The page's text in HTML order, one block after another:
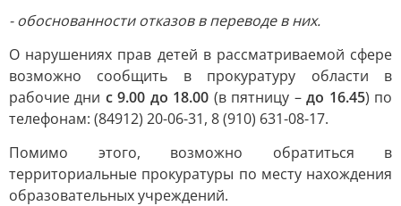
- обоснованности отказов в переводе в них.
О нарушениях прав детей в рассматриваемой сфере
возможно сообщить в прокуратуру области в
рабочие дни с 9.00 до 18.00 (в пятницу –до 16.45) по
телефонам: (84912) 20-06-31, 8 (910) 631-08-17.
Помимо этого, возможно обратиться в
территориальные прокуратуры по месту нахождения
образовательных учреждений.